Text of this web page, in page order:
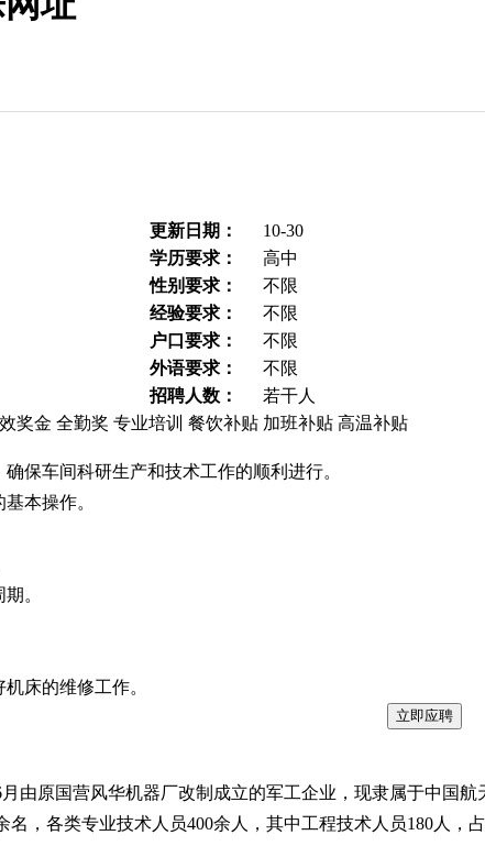
更新日期：
10-30
学历要求：
高中
性别要求：
不限
经验要求：
不限
户口要求：
不限
外语要求：
不限
招聘人数：
若干人
奖金 全勤奖 专业培训 餐饮补贴 加班补贴 高温补贴
保车间科研生产和技术工作的顺利进行。
本操作。
。
床的维修工作。
立即应聘
由原国营风华机器厂改制成立的军工企业，现隶属于中国
名，各类专业技术人员400余人，其中工程技术人员180人